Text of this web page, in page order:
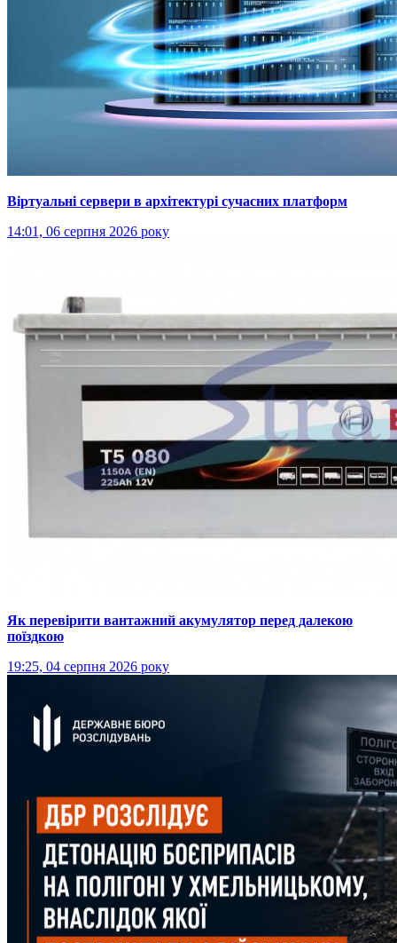
Віртуальні сервери в архітектурі сучасних платформ
14:01, 06 серпня 2026 року
Як перевірити вантажний акумулятор перед далекою
поїздкою
19:25, 04 серпня 2026 року